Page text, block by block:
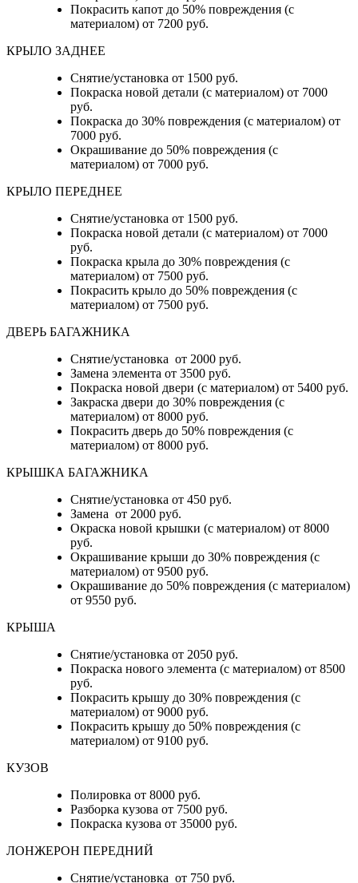
Покрасить капот до 50% повреждения (с
материалом) от 7200 руб.
КРЫЛО ЗАДНЕЕ
Снятие/установка от 1500 руб.
Покраска новой детали (с материалом) от 7000
руб.
Покраска до 30% повреждения (с материалом) от
7000 руб.
Окрашивание до 50% повреждения (с
материалом) от 7000 руб.
КРЫЛО ПЕРЕДНЕЕ
Снятие/установка от 1500 руб.
Покраска новой детали (с материалом) от 7000
руб.
Покраска крыла до 30% повреждения (с
материалом) от 7500 руб.
Покрасить крыло до 50% повреждения (с
материалом) от 7500 руб.
ДВЕРЬ БАГАЖНИКА
Снятие/установка от 2000 руб.
Замена элемента от 3500 руб.
Покраска новой двери (с материалом) от 5400 руб.
Закраска двери до 30% повреждения (с
материалом) от 8000 руб.
Покрасить дверь до 50% повреждения (с
материалом) от 8000 руб.
КРЫШКА БАГАЖНИКА
Снятие/установка от 450 руб.
Замена от 2000 руб.
Окраска новой крышки (с материалом) от 8000
руб.
Окрашивание крыши до 30% повреждения (с
материалом) от 9500 руб.
Окрашивание до 50% повреждения (с материалом)
от 9550 руб.
КРЫША
Снятие/установка от 2050 руб.
Покраска нового элемента (с материалом) от 8500
руб.
Покрасить крышу до 30% повреждения (с
материалом) от 9000 руб.
Покрасить крышу до 50% повреждения (с
материалом) от 9100 руб.
КУЗОВ
Полировка от 8000 руб.
Разборка кузова от 7500 руб.
Покраска кузова от 35000 руб.
ЛОНЖЕРОН ПЕРЕДНИЙ
Снятие/установка от 750 руб.